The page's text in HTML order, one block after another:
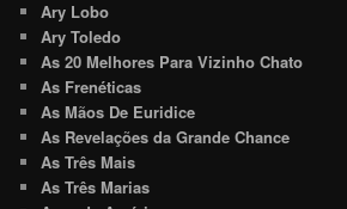
Ary Lobo
Ary Toledo
As 20 Melhores Para Vizinho Chato
As Frenéticas
As Mãos De Euridice
As Revelações da Grande Chance
As Três Mais
As Três Marias